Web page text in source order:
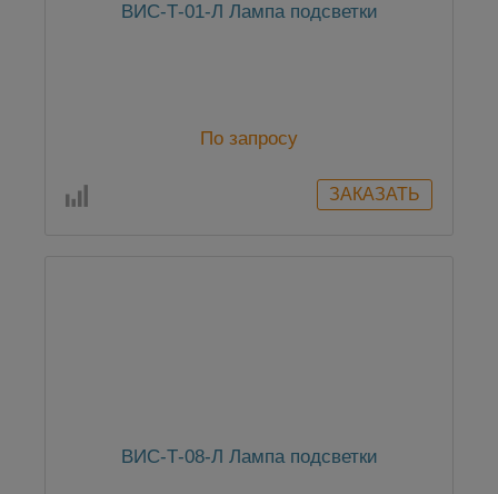
ВИС-Т-01-Л Лампа подсветки
По запросу
ВИС-Т-08-Л Лампа подсветки